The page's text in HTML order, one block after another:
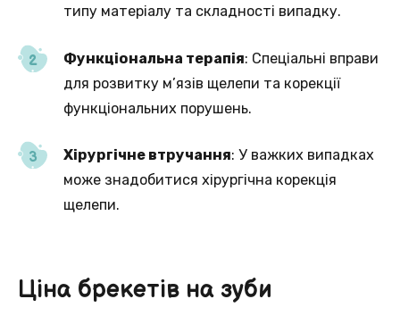
типу матеріалу та складності випадку.
Функціональна терапія: Спеціальні вправи
для розвитку м’язів щелепи та корекції
функціональних порушень.
Хірургічне втручання: У важких випадках
може знадобитися хірургічна корекція
щелепи.
Ціна брекетів на зуби